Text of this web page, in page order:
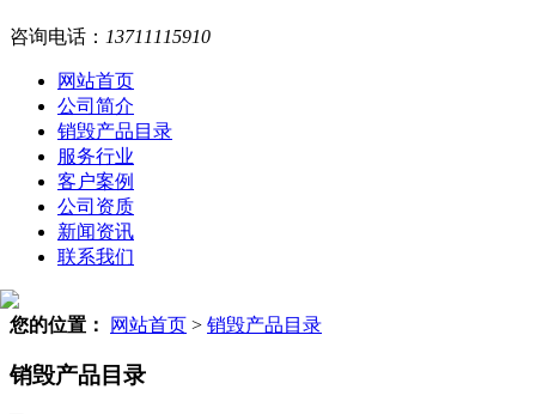
咨询电话： 13711115910
网站首页
公司简介
销毁产品目录
服务行业
客户案例
公司资质
新闻资讯
联系我们
您的位置： 网站首页 > 销毁产品目录
销毁产品目录